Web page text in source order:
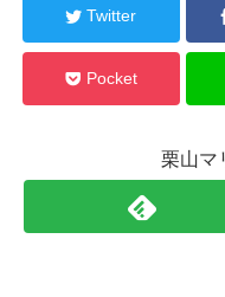
Twitter
Pocket
栗山マ